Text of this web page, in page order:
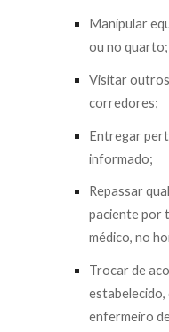
Manipular
ou no quarto;
Visitar
corredores;
Entregar
informado;
Repassar
paciente por
médico, no
Trocar de
estabelecido,
enfermeiro